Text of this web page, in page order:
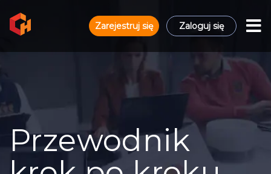
Zarejestruj się Zaloguj się
Przewodnik